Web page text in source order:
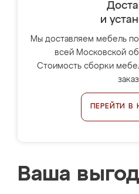
и
Мы доставляем мебель
всей Московской
Стоимость сборки
ПЕРЕЙТИ В
Ваша